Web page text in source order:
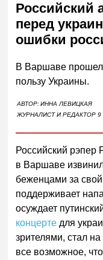
Российский
перед
ошибки
В Варшаве прошел
пользу Украины.
АВТОР:ИННА ЛЕВИЦКАЯ
ЖУРНАЛИСТ И РЕДАКТОР 9
Российский рэпер
в Варшаве
беженцами за
поддерживает
осуждает
концерте для
зрителями, стал на
все возможное,